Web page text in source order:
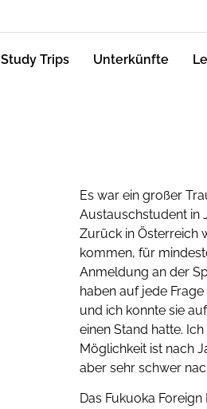
Study Trips Unterkünfte
Es war ein großer
Austauschstudent in
Zurück in Österreich
kommen, für
Anmeldung an der
haben auf jede
und ich konnte sie
einen Stand hatte.
Möglichkeit ist nach
aber sehr schwer
Das Fukuoka